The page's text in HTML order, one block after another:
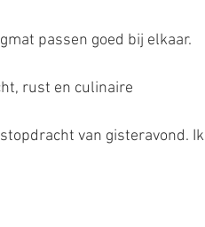
passen goed bij elkaar.
rust en culinaire
van gisteravond. Ik